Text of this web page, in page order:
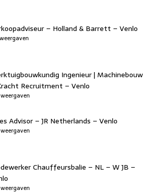
– Holland & Barrett – Venlo
Ingenieur | Machinebouw
Recruitment – Venlo
Advisor – JR Netherlands – Venlo
Chauffeursbalie – NL – W JB –